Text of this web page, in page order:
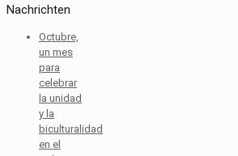
Nachrichten
Octubre,
un mes
para
celebrar
la unidad
y la
biculturalidad
en el